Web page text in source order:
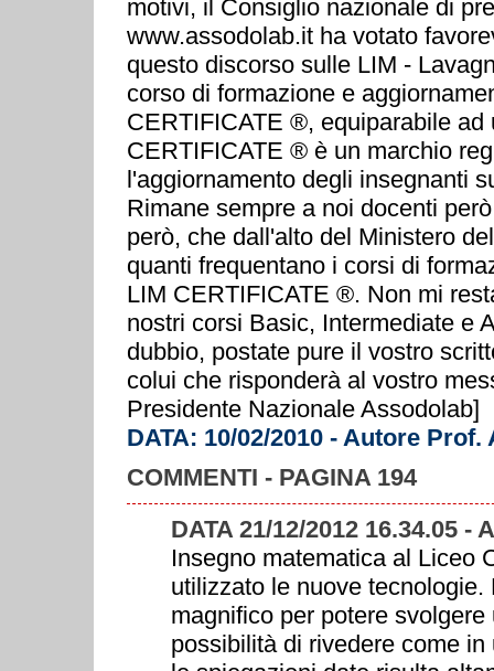
motivi, il Consiglio nazionale di
www.assodolab.it ha votato
questo discorso sulle LIM -
corso di formazione e
CERTIFICATE ®, equiparabile
CERTIFICATE ® è un marchio
l'aggiornamento degli insegnanti
Rimane sempre a noi docenti
però, che dall'alto del Ministero
quanti frequentano i corsi di
LIM CERTIFICATE ®. Non mi
nostri corsi Basic, Intermediate e
dubbio, postate pure il vostro
colui che risponderà al vostro
Presidente Nazionale Assodolab]
DATA: 10/02/2010 - Autore
COMMENTI - PAGINA 194
DATA 21/12/2012 16.34.05 -
Insegno matematica al Liceo
utilizzato le nuove
magnifico per potere
possibilità di rivedere come